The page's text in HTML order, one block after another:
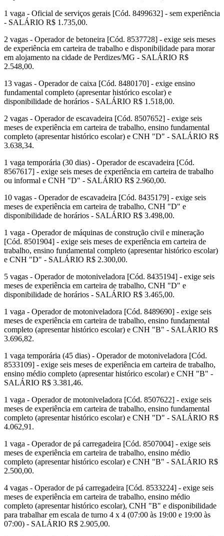
1 vaga - Oficial de serviços gerais [Cód. 8499632] - sem experiência
- SALÁRIO R$ 1.735,00.
2 vagas - Operador de betoneira [Cód. 8537728] - exige seis meses
de experiência em carteira de trabalho e disponibilidade para morar
em alojamento na cidade de Perdizes/MG - SALÁRIO R$
2.548,00.
13 vagas - Operador de caixa [Cód. 8480170] - exige ensino
fundamental completo (apresentar histórico escolar) e
disponibilidade de horários - SALÁRIO R$ 1.518,00.
2 vagas - Operador de escavadeira [Cód. 8507652] - exige seis
meses de experiência em carteira de trabalho, ensino fundamental
completo (apresentar histórico escolar) e CNH "D" - SALÁRIO R$
3.638,34.
1 vaga temporária (30 dias) - Operador de escavadeira [Cód.
8567617] - exige seis meses de experiência em carteira de trabalho
ou informal e CNH "D" - SALÁRIO R$ 2.960,00.
10 vagas - Operador de escavadeira [Cód. 8435179] - exige seis
meses de experiência em carteira de trabalho, CNH "D" e
disponibilidade de horários - SALÁRIO R$ 3.498,00.
1 vaga - Operador de máquinas de construção civil e mineração
[Cód. 8501904] - exige seis meses de experiência em carteira de
trabalho, ensino fundamental completo (apresentar histórico escolar)
e CNH "D" - SALÁRIO R$ 2.300,00.
5 vagas - Operador de motoniveladora [Cód. 8435194] - exige seis
meses de experiência em carteira de trabalho, CNH "D" e
disponibilidade de horários - SALÁRIO R$ 3.465,00.
1 vaga - Operador de motoniveladora [Cód. 8489690] - exige seis
meses de experiência em carteira de trabalho, ensino fundamental
completo (apresentar histórico escolar) e CNH "B" - SALÁRIO R$
3.696,82.
1 vaga temporária (45 dias) - Operador de motoniveladora [Cód.
8533109] - exige seis meses de experiência em carteira de trabalho,
ensino médio completo (apresentar histórico escolar) e CNH "B" -
SALÁRIO R$ 3.381,46.
1 vaga - Operador de motoniveladora [Cód. 8507622] - exige seis
meses de experiência em carteira de trabalho, ensino fundamental
completo (apresentar histórico escolar) e CNH "D" - SALÁRIO R$
4.062,91.
1 vaga - Operador de pá carregadeira [Cód. 8507004] - exige seis
meses de experiência em carteira de trabalho, ensino médio
completo (apresentar histórico escolar) e CNH "B" - SALÁRIO R$
2.500,00.
4 vagas - Operador de pá carregadeira [Cód. 8533224] - exige seis
meses de experiência em carteira de trabalho, ensino médio
completo (apresentar histórico escolar), CNH "B" e disponibilidade
para trabalhar em escala de turno 4 x 4 (07:00 às 19:00 e 19:00 às
07:00) - SALÁRIO R$ 2.905,00.